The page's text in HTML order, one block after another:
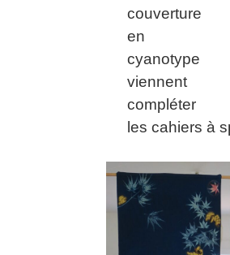
couverture
en
cyanotype
viennent
compléter
les cahiers à